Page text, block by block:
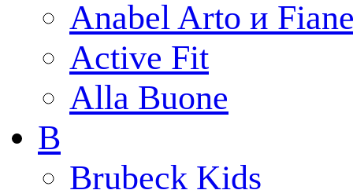
Anabel Arto и
Active Fit
Alla Buone
B
Brubeck Kids